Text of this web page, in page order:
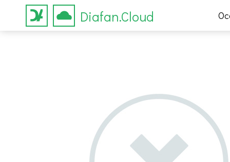
Diafan.Cloud